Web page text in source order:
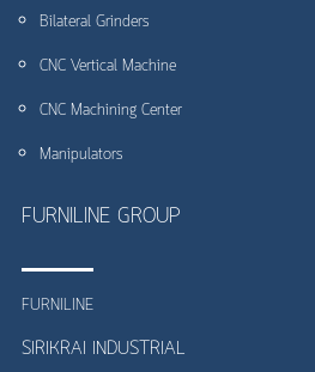
Bilateral Grinders
CNC Vertical Machine
CNC Machining Center
Manipulators
FURNILINE GROUP
FURNILINE
SIRIKRAI INDUSTRIAL